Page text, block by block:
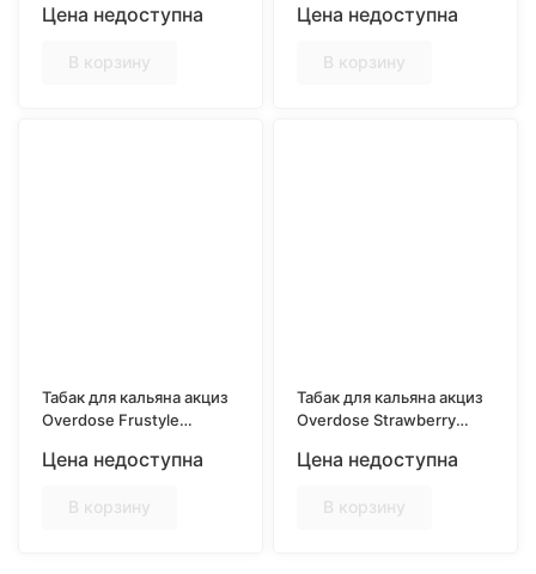
Цена недоступна
В корзину
Цена недоступна
В корзину
Табак для кальяна акциз
Overdose Frustyle
Цена недоступна
В корзину
Табак для кальяна акциз
Overdose Strawberry
25 гр.
Цена недоступна
В корзину